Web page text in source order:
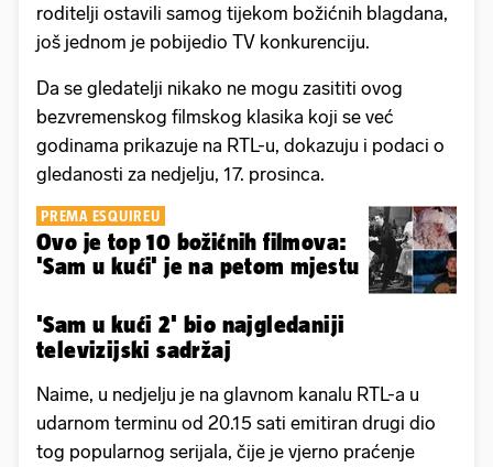
roditelji ostavili samog tijekom božićnih blagdana,
još jednom je pobijedio TV konkurenciju.
Da se gledatelji nikako ne mogu zasititi ovog
bezvremenskog filmskog klasika koji se već
godinama prikazuje na RTL-u, dokazuju i podaci o
gledanosti za nedjelju, 17. prosinca.
PREMA ESQUIREU
Ovo je top 10 božićnih filmova:
'Sam u kući' je na petom mjestu
'Sam u kući 2' bio najgledaniji
televizijski sadržaj
Naime, u nedjelju je na glavnom kanalu RTL-a u
udarnom terminu od 20.15 sati emitiran drugi dio
tog popularnog serijala, čije je vjerno praćenje